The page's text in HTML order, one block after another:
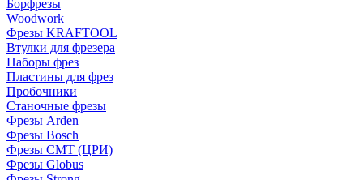
Борфрезы
Woodwork
Фрезы KRAFTOOL
Втулки для фрезера
Наборы фрез
Пластины для фрез
Пробочники
Станочные фрезы
Фрезы Arden
Фрезы Bosch
Фрезы CMT (ЦРИ)
Фрезы Globus